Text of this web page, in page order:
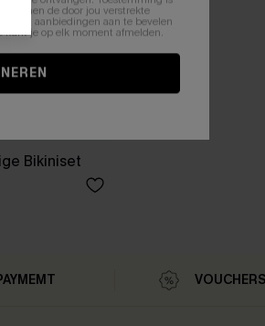
Bikiniset
kunnen de door jou verstrekte
en aanbiedingen aan te bevelen
kunt je op elk moment afmelden.